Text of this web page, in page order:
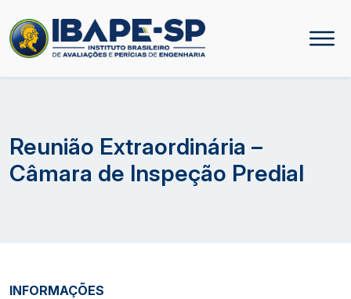
Reunião Extraordinária –
Câmara de Inspeção Predial
INFORMAÇÕES